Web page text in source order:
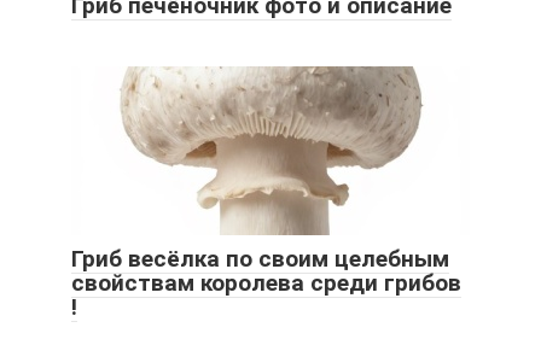
Гриб весёлка по своим целебным
свойствам королева среди грибов
!